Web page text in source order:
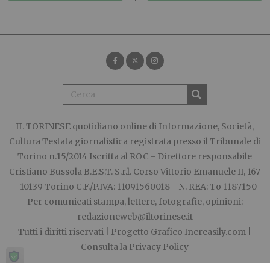
IL TORINESE quotidiano online di Informazione, Società,
Cultura Testata giornalistica registrata presso il Tribunale di
Torino n.15/2014 Iscritta al ROC - Direttore responsabile
Cristiano Bussola B.E.S.T. S.r.l. Corso Vittorio Emanuele II, 167
- 10139 Torino C.F./P.IVA: 11091560018 - N. REA: To 1187150
Per comunicati stampa, lettere, fotografie, opinioni:
redazioneweb@iltorinese.it
Tutti i diritti riservati | Progetto Grafico Increasily.com
Consulta la Privacy Policy